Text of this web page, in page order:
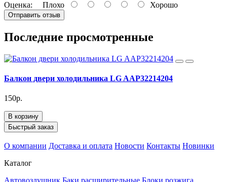
Оценка: Плохо Хорошо
Отправить отзыв
Последние просмотренные
Балкон двери холодильника LG AAP32214204
150р.
В корзину
Быстрый заказ
О компании Доставка и оплата Новости Контакты Новинки
Каталог